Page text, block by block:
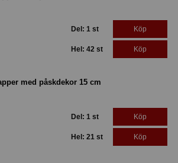
Del: 1 st Köp
Hel: 42 st Köp
med påskdekor 15 cm
Del: 1 st Köp
Hel: 21 st Köp